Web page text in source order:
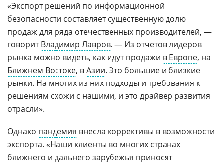
«Экспорт решений по информационной
безопасности составляет существенную долю
продаж для ряда отечественных производителей, —
говоритВладимир Лавров. — Из отчетов лидеров
рынка можно видеть, как идут продажи в Европе, на
Ближнем Востоке, вАзии. Это большие и близкие
рынки. На многих из них подходы и требования к
решениям схожи с нашими, и это драйвер развития
отрасли».
Однако пандемия внесла коррективы в возможности
экспорта. «Наши клиенты во многих странах
ближнего и дальнего зарубежья приносят